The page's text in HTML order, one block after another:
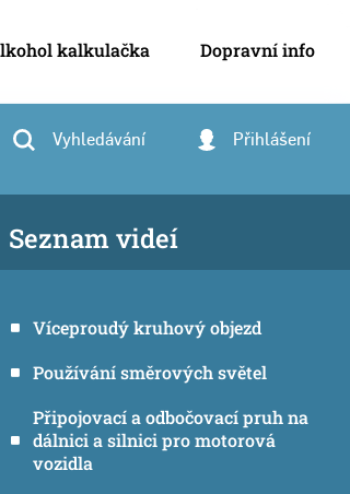
kalkulačka Dopravní info
Vyhledávání Přihlášení
Seznam videí
Víceproudý kruhový objezd
Používání směrových světel
Připojovací a odbočovací pruh na
dálnici a silnici pro motorová
vozidla